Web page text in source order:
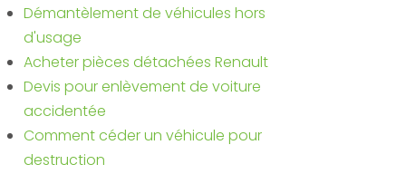
Démantèlement de véhicules hors
d'usage
Acheter pièces détachées Renault
Devis pour enlèvement de voiture
accidentée
Comment céder un véhicule pour
destruction